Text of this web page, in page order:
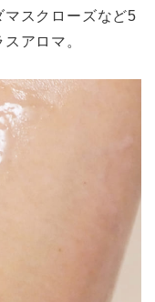
スクローズなど5
アロマ。